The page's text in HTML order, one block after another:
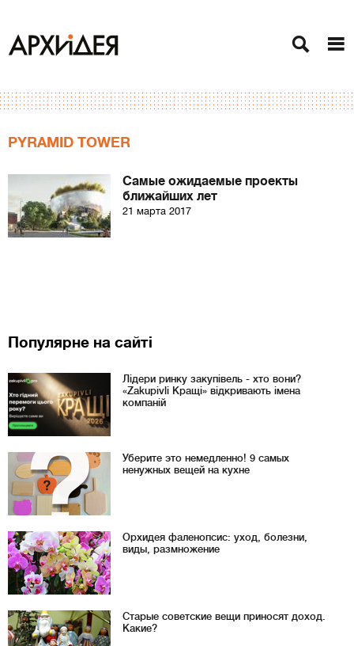
PYRAMID TOWER
Самые ожидаемые проекты
ближайших лет
21 марта 2017
Популярне на сайті
Лідери ринку закупівель - хто вони?
«Zakupivli Кращі» відкривають імена
компаній
Уберите это немедленно! 9 самых
ненужных вещей на кухне
Орхидея фаленопсис: уход, болезни,
виды, размножение
Старые советские вещи приносят доход.
Какие?